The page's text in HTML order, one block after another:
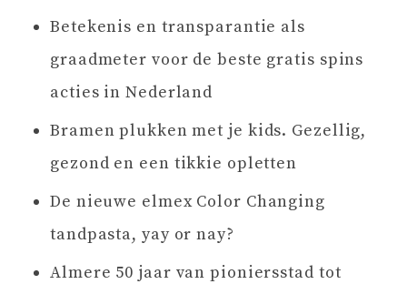
Betekenis en transparantie als
graadmeter voor de beste gratis spins
acties in Nederland
Bramen plukken met je kids. Gezellig,
gezond en een tikkie opletten
De nieuwe elmex Color Changing
tandpasta, yay or nay?
Almere 50 jaar van pioniersstad tot